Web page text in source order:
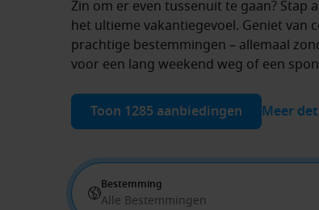
Zin om er even tussenuit te gaan? Stap
het ultieme vakantiegevoel. Geniet
prachtige bestemmingen – allemaal
voor een lang weekend weg of een
Toon 1285 aanbiedingen Meer
Bestemming
Alle Bestemmingen